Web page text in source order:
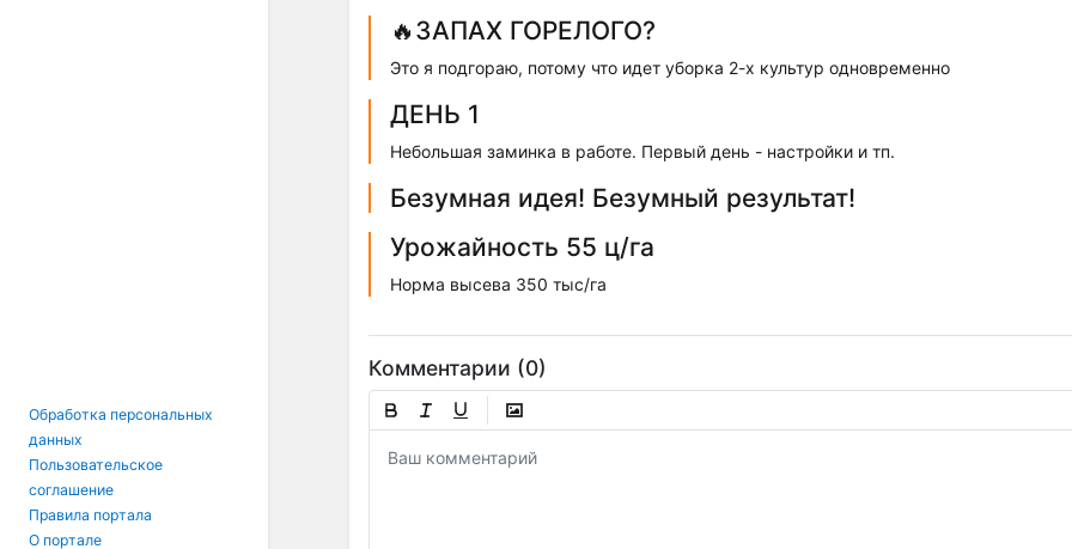
Обработка персональных
данных
Пользовательское
соглашение
Правила портала
О портале
🔥ЗАПАХ ГОРЕЛОГО?
Это я подгораю, потому что идет уборка 2-х культур одновременно
ДЕНЬ 1
Небольшая заминка в работе. Первый день - настройки и тп.
Безумная идея! Безумный результат!
Урожайность 55 ц/га
Норма высева 350 тыс/га
Комментарии (0)